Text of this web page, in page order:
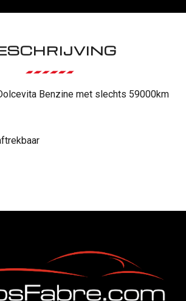
Benzine met slechts 59000km